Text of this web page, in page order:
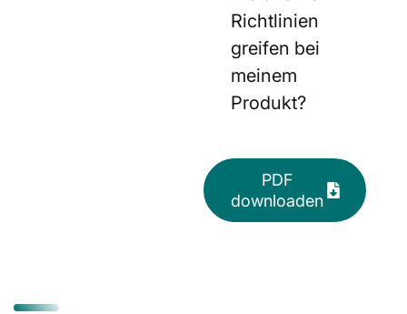
Richtlinien
greifen bei
meinem
Produkt?
PDF
downloaden